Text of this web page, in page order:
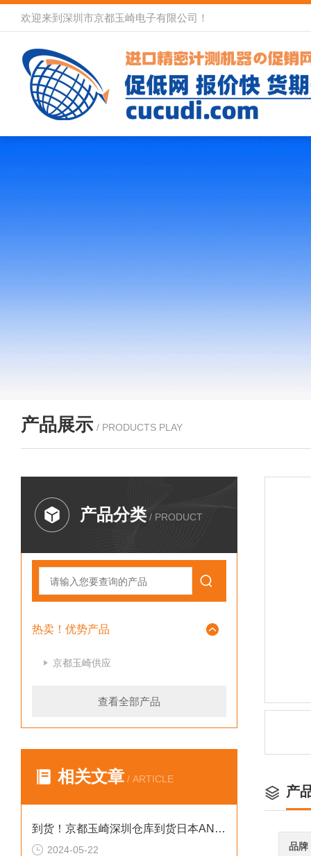
欢迎来到深圳市京都玉崎电子有限公司！
产品展示 / PRODUCTS PLAY
产品分类 / PRODUCT
热卖！优势产品
京都玉崎供应
查看全部产品
相关文章 / ARTICLE
到货！京都玉崎深圳仓库到货日本AND 电子秤HV-60KCEP
2024-05-22
产
品牌